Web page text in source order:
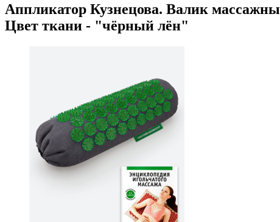
Аппликатор Кузнецова. Валик
Цвет ткани - "чёрный лён"